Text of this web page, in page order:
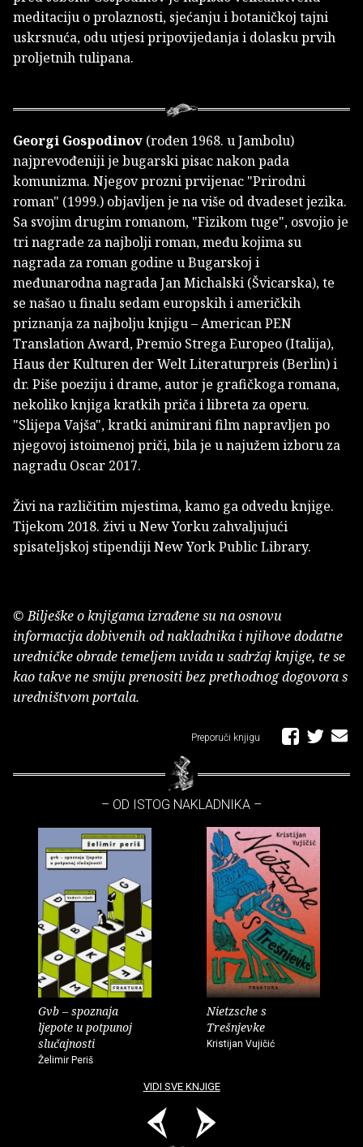
meditaciju o prolaznosti, sjećanju i botaničkoj tajni
uskrsnuća, odu utjesi pripovijedanja i dolasku prvih
proljetnih tulipana.
Georgi Gospodinov (rođen 1968. u Jambolu)
najprevođeniji je bugarski pisac nakon pada
komunizma. Njegov prozni prvijenac "Prirodni
roman" (1999.) objavljen je na više od dvadeset jezika.
Sa svojim drugim romanom, "Fizikom tuge", osvojio je
tri nagrade za najbolji roman, među kojima su
nagrada za roman godine u Bugarskoj i
međunarodna nagrada Jan Michalski (Švicarska), te
se našao u finalu sedam europskih i američkih
priznanja za najbolju knjigu – American PEN
Translation Award, Premio Strega Europeo (Italija),
Haus der Kulturen der Welt Literaturpreis (Berlin) i
dr. Piše poeziju i drame, autor je grafičkoga romana,
nekoliko knjiga kratkih priča i libreta za operu.
"Slijepa Vajša", kratki animirani film napravljen po
njegovoj istoimenoj priči, bila je u najužem izboru za
nagradu Oscar 2017.
Živi na različitim mjestima, kamo ga odvedu knjige.
Tijekom 2018. živi u New Yorku zahvaljujući
spisateljskoj stipendiji New York Public Library.
© Bilješke o knjigama izrađene su na osnovu
informacija dobivenih od nakladnika i njihove dodatne
uredničke obrade temeljem uvida u sadržaj knjige, te se
kao takve ne smiju prenositi bez prethodnog dogovora s
uredništvom portala.
Preporuči knjigu
– OD ISTOG NAKLADNIKA –
Gvb – spoznaja
ljepote u potpunoj
slučajnosti
Želimir Periš
Nietzsche s
Trešnjevke
Kristijan Vujičić
VIDI SVE KNJIGE